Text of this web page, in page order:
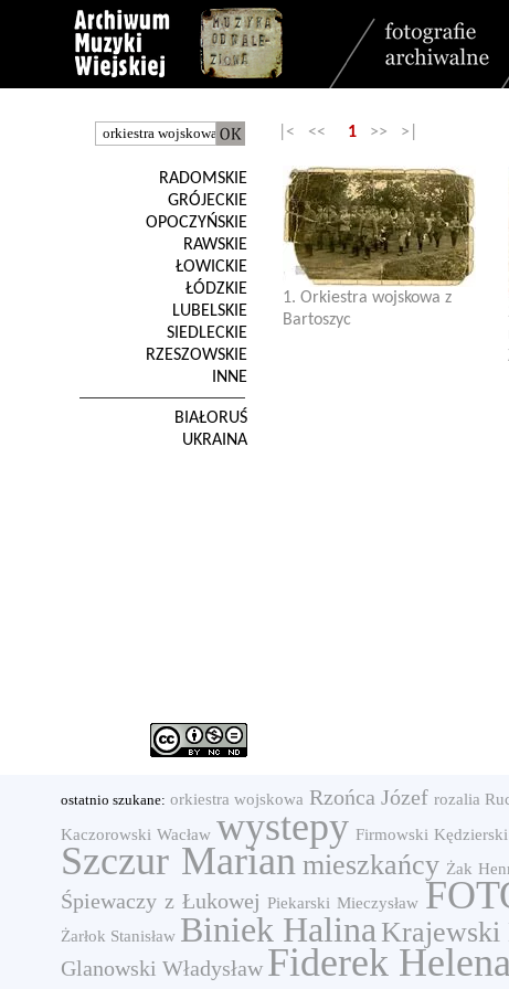
RADOMSKIE
GRÓJECKIE
OPOCZYŃSKIE
RAWSKIE
ŁOWICKIE
ŁÓDZKIE
LUBELSKIE
SIEDLECKIE
RZESZOWSKIE
INNE
BIAŁORUŚ
UKRAINA
|< << 1 >> >|
1. Orkiestra wojskowa z
Bartoszyc
ostatnio szukane: orkiestra wojskowa Rzońca Józef rozalia
Kaczorowski Wacław wystepy Firmowski
Szczur Marian mieszkańcy Żak
Śpiewaczy z Łukowej Piekarski Mieczysław
Żarłok Stanisław Biniek Halina Krajewski
Glanowski Władysław Fiderek